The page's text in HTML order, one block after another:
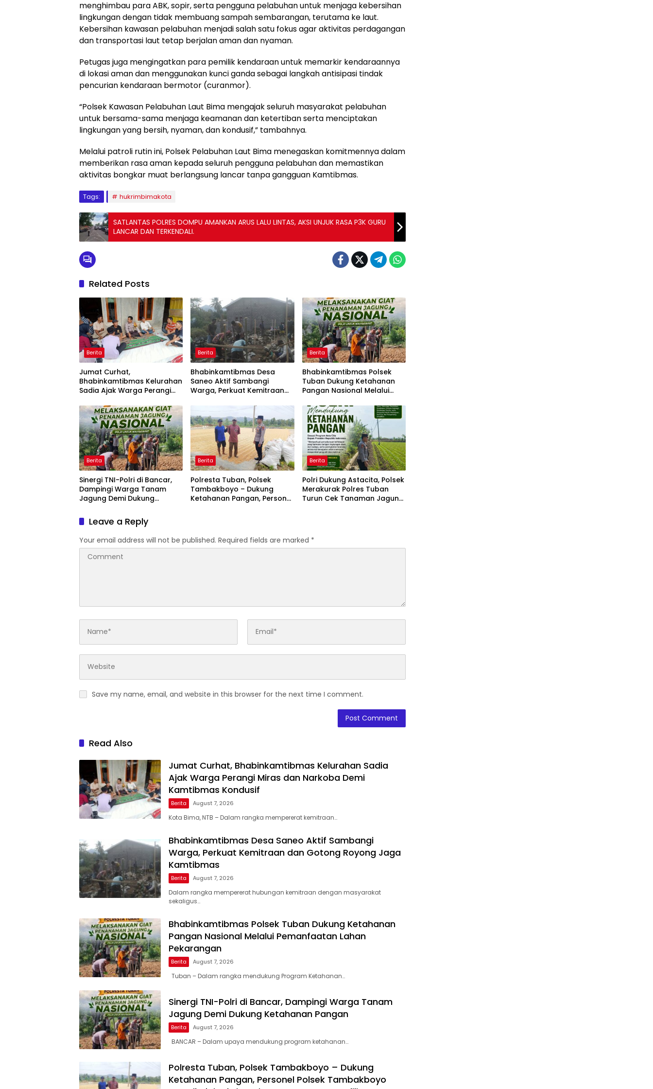
menghimbau para ABK, sopir, serta pengguna pelabuhan untuk menjaga kebersihan
lingkungan dengan tidak membuang sampah sembarangan, terutama ke laut.
Kebersihan kawasan pelabuhan menjadi salah satu fokus agar aktivitas perdagangan
dan transportasi laut tetap berjalan aman dan nyaman.
Petugas juga mengingatkan para pemilik kendaraan untuk memarkir kendaraannya
di lokasi aman dan menggunakan kunci ganda sebagai langkah antisipasi tindak
pencurian kendaraan bermotor (curanmor).
“Polsek Kawasan Pelabuhan Laut Bima mengajak seluruh masyarakat pelabuhan
untuk bersama-sama menjaga keamanan dan ketertiban serta menciptakan
lingkungan yang bersih, nyaman, dan kondusif,” tambahnya.
Melalui patroli rutin ini, Polsek Pelabuhan Laut Bima menegaskan komitmennya dalam
memberikan rasa aman kepada seluruh pengguna pelabuhan dan memastikan
aktivitas bongkar muat berlangsung lancar tanpa gangguan Kamtibmas.
Tags: hukrimbimakota
SATLANTAS POLRES DOMPU AMANKAN ARUS LALU LINTAS, AKSI UNJUK RASA P3K GURU
LANCAR DAN TERKENDALI.
Related Posts
Berita
Jumat Curhat,
Bhabinkamtibmas Kelurahan
Sadia Ajak Warga Perangi
Kamtibmas Kondusif
Berita
Bhabinkamtibmas Desa
Saneo Aktif Sambangi
Warga, Perkuat Kemitraan
Kamtibmas
Berita
Bhabinkamtibmas Polsek
Tuban Dukung Ketahanan
Pangan Nasional Melalui
Pekarangan
Berita
Sinergi TNI-Polri di Bancar,
Dampingi Warga Tanam
Jagung Demi Dukung
Berita
Polresta Tuban, Polsek
Tambakboyo – Dukung
Ketahanan Pangan, Personel
Berita
Polri Dukung Astacita, Polsek
Merakurak Polres Tuban
Turun Cek Tanaman Jagung
Leave a Reply
Your email address will not be published. Required fields are marked *
Save my name, email, and website in this browser for the next time I comment.
Read Also
Jumat Curhat, Bhabinkamtibmas Kelurahan Sadia
Ajak Warga Perangi Miras dan Narkoba Demi
Kamtibmas Kondusif
Berita August 7, 2026
Kota Bima, NTB – Dalam rangka mempererat kemitraan…
Bhabinkamtibmas Desa Saneo Aktif Sambangi
Warga, Perkuat Kemitraan dan Gotong Royong Jaga
Kamtibmas
Berita August 7, 2026
Dalam rangka mempererat hubungan kemitraan dengan masyarakat
sekaligus…
Bhabinkamtibmas Polsek Tuban Dukung Ketahanan
Pangan Nasional Melalui Pemanfaatan Lahan
Pekarangan
Berita August 7, 2026
Tuban – Dalam rangka mendukung Program Ketahanan…
Sinergi TNI-Polri di Bancar, Dampingi Warga Tanam
Jagung Demi Dukung Ketahanan Pangan
Berita August 7, 2026
BANCAR – Dalam upaya mendukung program ketahanan…
Polresta Tuban, Polsek Tambakboyo – Dukung
Ketahanan Pangan, Personel Polsek Tambakboyo